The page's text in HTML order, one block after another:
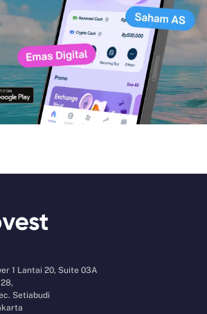
1 Lantai 20, Suite 03A
Setiabudi